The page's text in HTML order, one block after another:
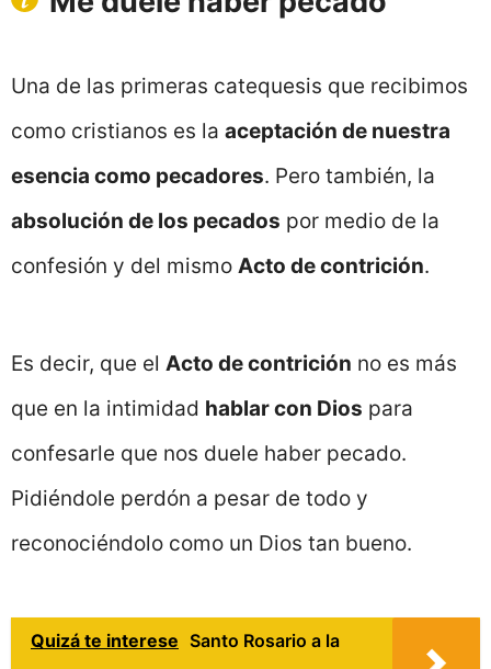
Una de las primeras catequesis que recibimos
como cristianos es la aceptación de nuestra
esencia como pecadores. Pero también, la
absolución de los pecados por medio de la
confesión y del mismo Acto de contrición.
Es decir, que el Acto de contrición no es más
que en la intimidad hablar con Dios para
confesarle que nos duele haber pecado.
Pidiéndole perdón a pesar de todo y
reconociéndolo como un Dios tan bueno.
Quizá te interese Santo Rosario a la